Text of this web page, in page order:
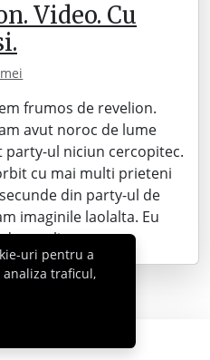
Video. Cu
frumos de revelion.
avut noroc de lume
ul niciun cercopitec.
cu mai multi prieteni
din party-ul de
imaginile laolalta. Eu
revelion,…
- 2026 Cabral.ro
uri pentru a
traficul,